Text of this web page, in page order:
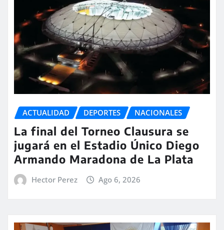
ACTUALIDAD DEPORTES NACIONALES
La final del Torneo Clausura se
jugará en el Estadio Único Diego
Armando Maradona de La Plata
Hector Perez Ago 6, 2026